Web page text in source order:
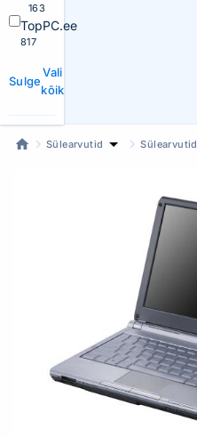
163
TopPC.ee
817
Sulge
Vali
kõik
Sülearvutid Sülearvutid